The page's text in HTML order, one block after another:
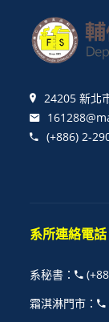
24205 新北
(+886) 2-
系所連絡電話
系秘書 ：
霜淇淋門市 ：